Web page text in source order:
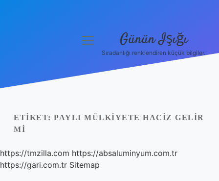
Yasal Uyarı
menüyü
Günün Işığı
Sıradanlığı renklendiren küçük bilgiler.
ETIKET: PAYLI MÜLKIYETE HACIZ GELIR
MI
https://tmzilla.com https://absaluminyum.com.tr
https://gari.com.tr Sitemap